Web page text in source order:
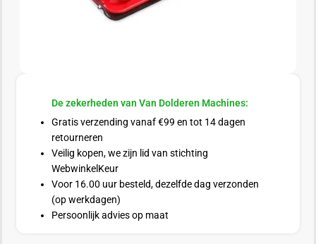
De zekerheden van Van Dolderen Machines:
Gratis verzending vanaf €99 en tot 14 dagen
retourneren
Veilig kopen, we zijn lid van stichting
WebwinkelKeur
Voor 16.00 uur besteld, dezelfde dag verzonden
(op werkdagen)
Persoonlijk advies op maat